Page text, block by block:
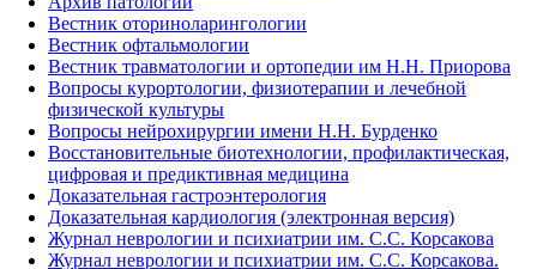
Вестник оториноларингологии
Вестник офтальмологии
Вестник травматологии и ортопедии им Н.Н. Приорова
Вопросы курортологии, физиотерапии и лечебной
физической культуры
Вопросы нейрохирургии имени Н.Н. Бурденко
Восстановительные биотехнологии, профилактическая,
цифровая и предиктивная медицина
Доказательная гастроэнтерология
Доказательная кардиология (электронная версия)
Журнал неврологии и психиатрии им. С.С. Корсакова
Журнал неврологии и психиатрии им. С.С. Корсакова.